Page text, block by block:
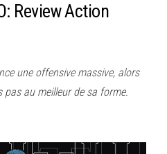
Review Action
une offensive massive, alors
pas au meilleur de sa forme.